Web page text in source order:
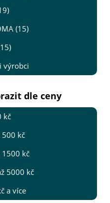
(15)
výrobci
dle ceny
kč
500 kč
1500 kč
5000 kč
a více